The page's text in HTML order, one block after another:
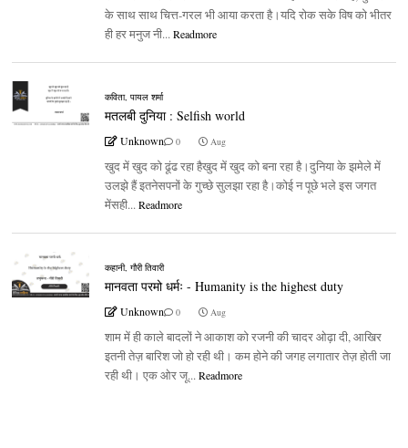
के साथ साथ चित्त-गरल भी आया करता है।यदि रोक सके विष को भीतर
ही हर मनुज नी... Readmore
कविता, पायल शर्मा
मतलबी दुनिया : Selfish world
Unknown 0 Aug
खुद में खुद को ढूंढ रहा हैखुद में खुद को बना रहा है।दुनिया के झमेले में
उलझे हैं इतनेसपनों के गुच्छे सुलझा रहा है।कोई न पूछे भले इस जगत
मेंसही... Readmore
कहानी, गौरी तिवारी
मानवता परमो धर्मः - Humanity is the highest duty
Unknown 0 Aug
शाम में ही काले बादलों ने आकाश को रजनी की चादर ओढ़ा दी, आखिर
इतनी तेज़ बारिश जो हो रही थी। कम होने की जगह लगातार तेज़ होती जा
रही थी। एक ओर जू... Readmore